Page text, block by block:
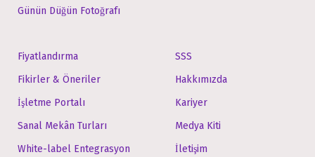
Günün Düğün Fotoğrafı
Fiyatlandırma
Fikirler & Öneriler
İşletme Portalı
Sanal Mekân Turları
White-label Entegrasyon
SSS
Hakkımızda
Kariyer
Medya Kiti
İletişim